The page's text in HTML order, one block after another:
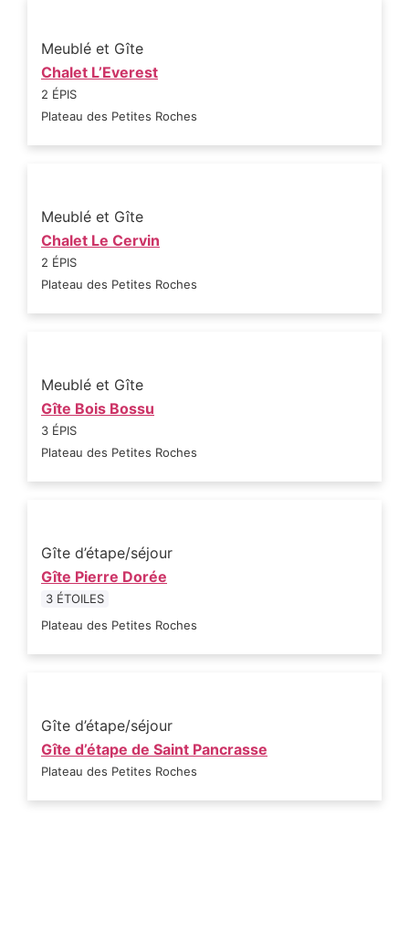
Meublé et Gîte
Chalet L’Everest
2 ÉPIS
Plateau des Petites Roches
Meublé et Gîte
Chalet Le Cervin
2 ÉPIS
Plateau des Petites Roches
Meublé et Gîte
Gîte Bois Bossu
3 ÉPIS
Plateau des Petites Roches
Gîte d’étape/séjour
Gîte Pierre Dorée
3 ÉTOILES
Plateau des Petites Roches
Gîte d’étape/séjour
Gîte d’étape de Saint Pancrasse
Plateau des Petites Roches